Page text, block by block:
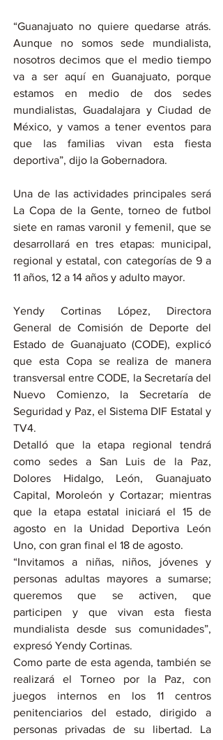
“Guanajuato no quiere quedarse atrás.
Aunque no somos sede mundialista,
nosotros decimos que el medio tiempo
va a ser aquí en Guanajuato, porque
estamos en medio de dos sedes
mundialistas, Guadalajara y Ciudad de
México, y vamos a tener eventos para
que las familias vivan esta fiesta
deportiva”, dijo la Gobernadora.
Una de las actividades principales será
La Copa de la Gente, torneo de futbol
siete en ramas varonil y femenil, que se
desarrollará en tres etapas: municipal,
regional y estatal, con categorías de 9 a
11 años, 12 a 14 años y adulto mayor.
Yendy Cortinas López, Directora
General de Comisión de Deporte del
Estado de Guanajuato (CODE), explicó
que esta Copa se realiza de manera
transversal entre CODE, la Secretaría del
Nuevo Comienzo, la Secretaría de
Seguridad y Paz, el Sistema DIF Estatal y
TV4.
Detalló que la etapa regional tendrá
como sedes a San Luis de la Paz,
Dolores Hidalgo, León, Guanajuato
Capital, Moroleón y Cortazar; mientras
que la etapa estatal iniciará el 15 de
agosto en la Unidad Deportiva León
Uno, con gran final el 18 de agosto.
“Invitamos a niñas, niños, jóvenes y
personas adultas mayores a sumarse;
queremos que se activen, que
participen y que vivan esta fiesta
mundialista desde sus comunidades”,
expresó Yendy Cortinas.
Como parte de esta agenda, también se
realizará el Torneo por la Paz, con
juegos internos en los 11 centros
penitenciarios del estado, dirigido a
personas privadas de su libertad. La